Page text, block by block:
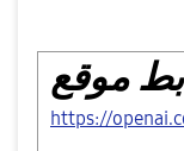
موقع
https://